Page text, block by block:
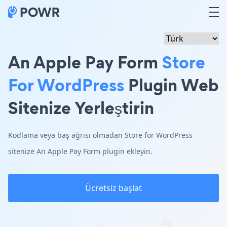
An Apple Pay Form Store
For WordPress Plugin Web
Sitenize Yerleştirin
Kodlama veya baş ağrısı olmadan Store for WordPress
sitenize An Apple Pay Form plugin ekleyin.
Ücretsiz başlat